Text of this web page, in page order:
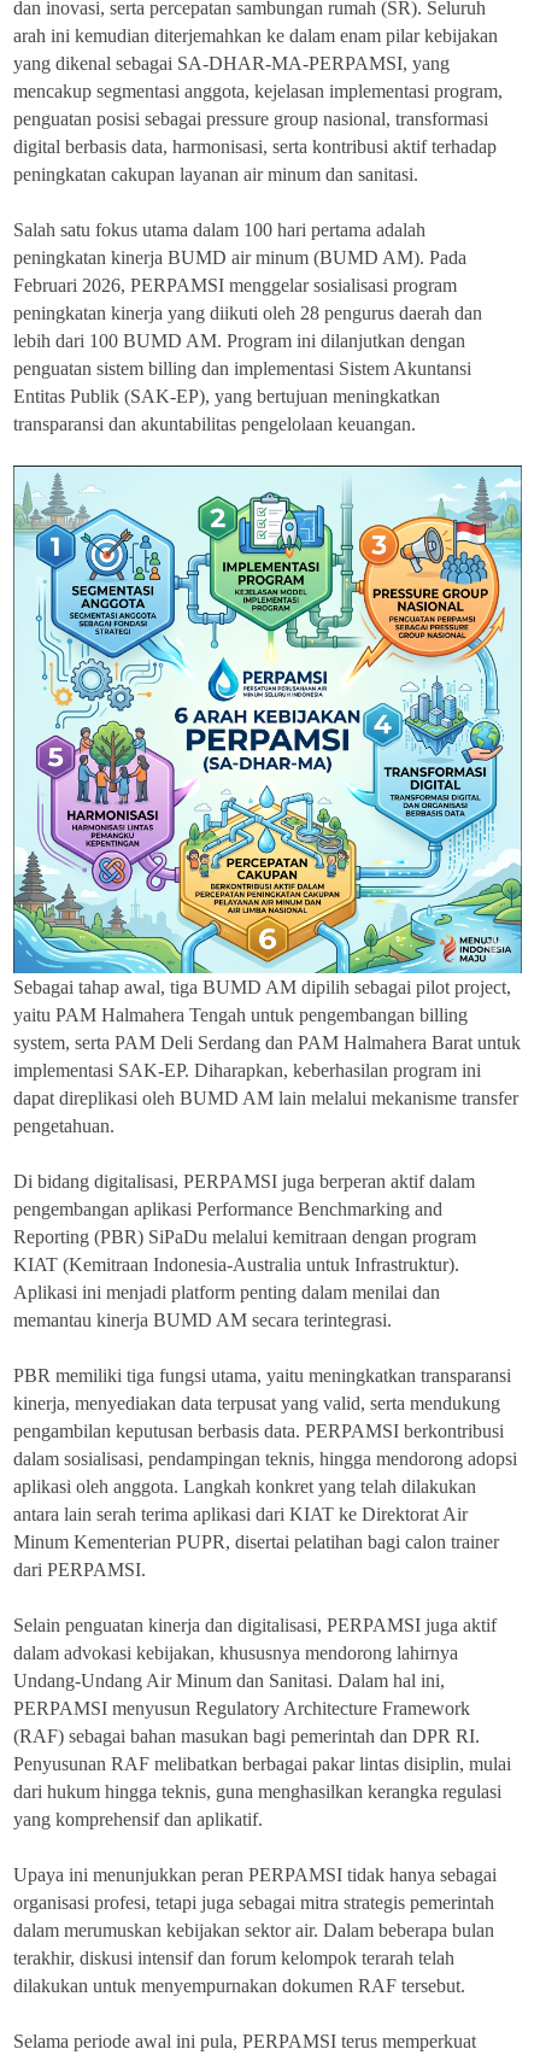
dan inovasi, serta percepatan sambungan rumah (SR). Seluruh
arah ini kemudian diterjemahkan ke dalam enam pilar kebijakan
yang dikenal sebagai SA-DHAR-MA-PERPAMSI, yang
mencakup segmentasi anggota, kejelasan implementasi program,
penguatan posisi sebagai pressure group nasional, transformasi
digital berbasis data, harmonisasi, serta kontribusi aktif terhadap
peningkatan cakupan layanan air minum dan sanitasi.
Salah satu fokus utama dalam 100 hari pertama adalah
peningkatan kinerja BUMD air minum (BUMD AM). Pada
Februari 2026, PERPAMSI menggelar sosialisasi program
peningkatan kinerja yang diikuti oleh 28 pengurus daerah dan
lebih dari 100 BUMD AM. Program ini dilanjutkan dengan
penguatan sistem billing dan implementasi Sistem Akuntansi
Entitas Publik (SAK-EP), yang bertujuan meningkatkan
transparansi dan akuntabilitas pengelolaan keuangan.
Sebagai tahap awal, tiga BUMD AM dipilih sebagai pilot project,
yaitu PAM Halmahera Tengah untuk pengembangan billing
system, serta PAM Deli Serdang dan PAM Halmahera Barat untuk
implementasi SAK-EP. Diharapkan, keberhasilan program ini
dapat direplikasi oleh BUMD AM lain melalui mekanisme transfer
pengetahuan.
Di bidang digitalisasi, PERPAMSI juga berperan aktif dalam
pengembangan aplikasi Performance Benchmarking and
Reporting (PBR) SiPaDu melalui kemitraan dengan program
KIAT (Kemitraan Indonesia-Australia untuk Infrastruktur).
Aplikasi ini menjadi platform penting dalam menilai dan
memantau kinerja BUMD AM secara terintegrasi.
PBR memiliki tiga fungsi utama, yaitu meningkatkan transparansi
kinerja, menyediakan data terpusat yang valid, serta mendukung
pengambilan keputusan berbasis data. PERPAMSI berkontribusi
dalam sosialisasi, pendampingan teknis, hingga mendorong adopsi
aplikasi oleh anggota. Langkah konkret yang telah dilakukan
antara lain serah terima aplikasi dari KIAT ke Direktorat Air
Minum Kementerian PUPR, disertai pelatihan bagi calon trainer
dari PERPAMSI.
Selain penguatan kinerja dan digitalisasi, PERPAMSI juga aktif
dalam advokasi kebijakan, khususnya mendorong lahirnya
Undang-Undang Air Minum dan Sanitasi. Dalam hal ini,
PERPAMSI menyusun Regulatory Architecture Framework
(RAF) sebagai bahan masukan bagi pemerintah dan DPR RI.
Penyusunan RAF melibatkan berbagai pakar lintas disiplin, mulai
dari hukum hingga teknis, guna menghasilkan kerangka regulasi
yang komprehensif dan aplikatif.
Upaya ini menunjukkan peran PERPAMSI tidak hanya sebagai
organisasi profesi, tetapi juga sebagai mitra strategis pemerintah
dalam merumuskan kebijakan sektor air. Dalam beberapa bulan
terakhir, diskusi intensif dan forum kelompok terarah telah
dilakukan untuk menyempurnakan dokumen RAF tersebut.
Selama periode awal ini pula, PERPAMSI terus memperkuat